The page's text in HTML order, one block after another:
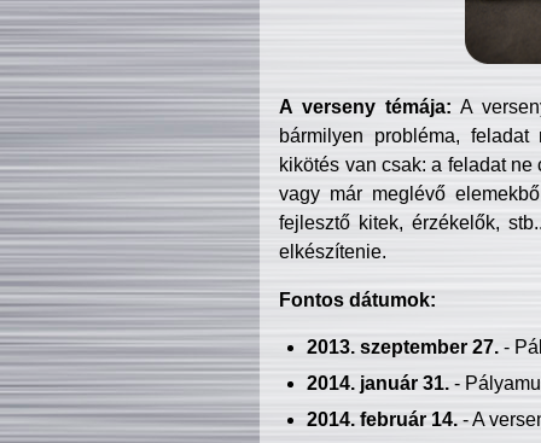
A verseny témája: A
bármilyen probléma, feladat
kikötés van csak: a feladat
vagy már meglévő
fejlesztő kitek, érzékelők,
elkészítenie.
Fontos dátumok:
2013. szeptember 27.-
2014. január 31.-
2014. február 14.- A